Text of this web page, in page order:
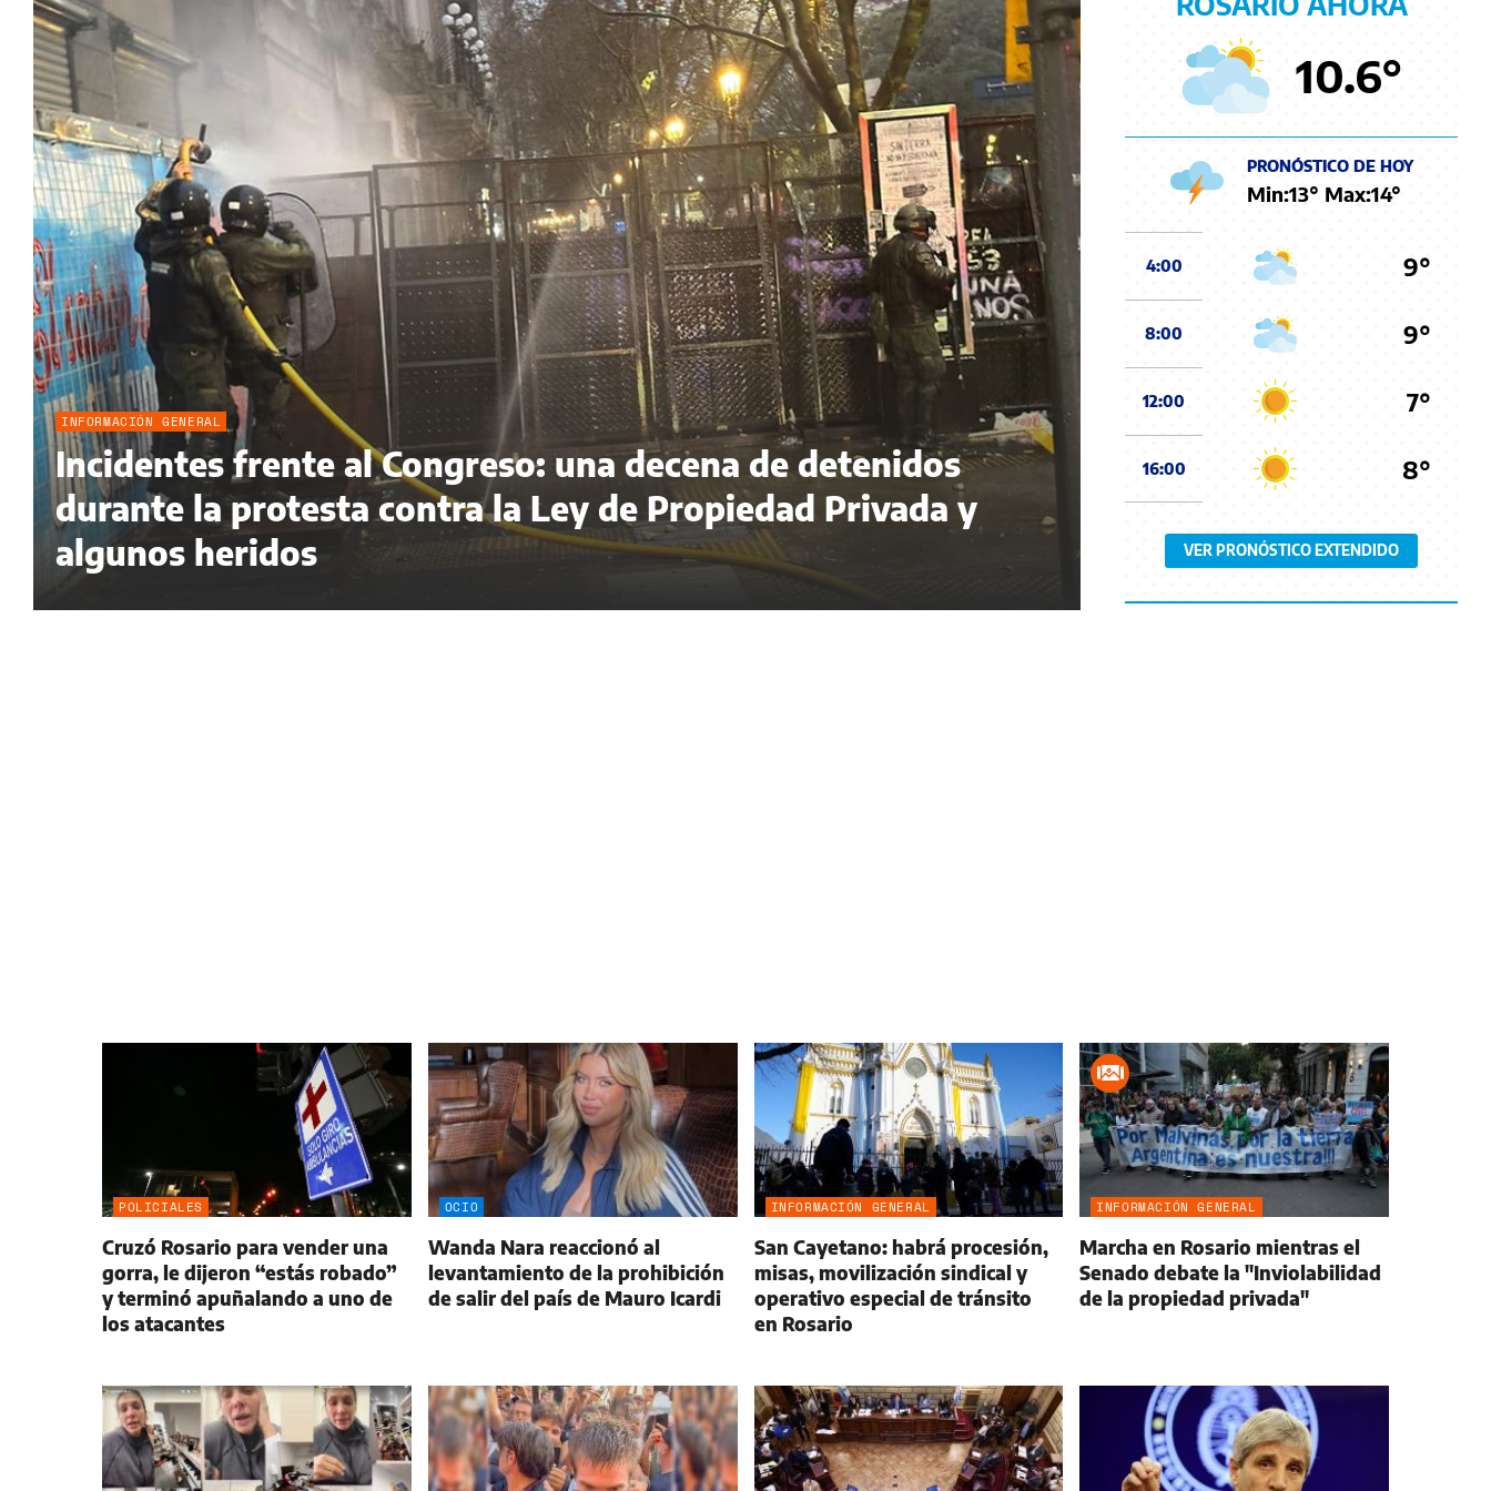
INFORMACIÓN GENERAL
Incidentes frente al Congreso: una decena de detenidos
durante la protesta contra la Ley de Propiedad Privada y
algunos heridos
10.6°
PRONÓSTICO DE HOY
Min:13° Max:14°
4:00 9°
8:00 9°
12:00 7°
16:00 8°
VER PRONÓSTICO EXTENDIDO
POLICIALES
Cruzó Rosario para vender una
gorra, le dijeron “estás robado”
y terminó apuñalando a uno de
los atacantes
OCIO
Wanda Nara reaccionó al
levantamiento de la prohibición
de salir del país de Mauro Icardi
INFORMACIÓN GENERAL
San Cayetano: habrá procesión,
misas, movilización sindical y
operativo especial de tránsito
en Rosario
INFORMACIÓN GENERAL
Marcha en Rosario mientras el
Senado debate la "Inviolabilidad
de la propiedad privada"